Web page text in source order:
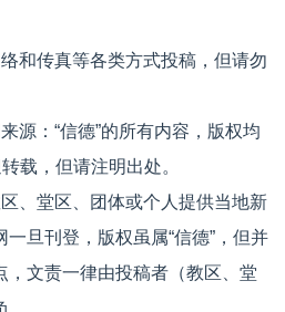
和传真等各类方式投稿，但请勿
源：“信德”的所有内容，版权均
载，但请注明出处。
、堂区、团体或个人提供当地新
旦刊登，版权虽属“信德”，但并
，文责一律由投稿者（教区、堂